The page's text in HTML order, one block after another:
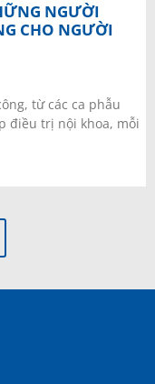
NGƯỜI
CHO NGƯỜI
từ các ca phẫu
điều trị nội khoa, mỗi